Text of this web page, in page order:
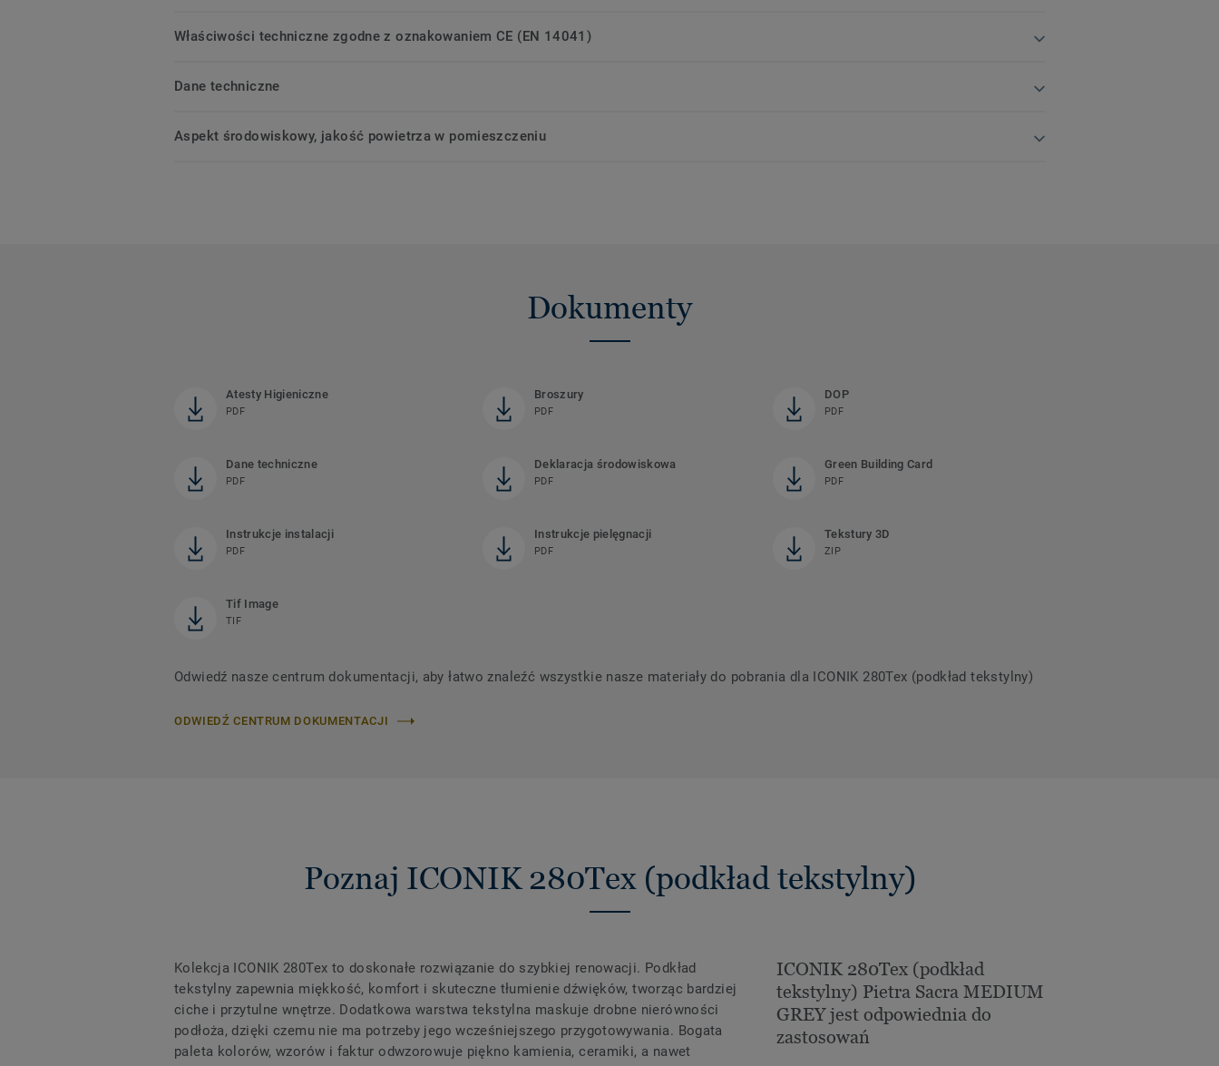
Właściwości techniczne zgodne z oznakowaniem CE (EN 14041)
Dane techniczne
Aspekt środowiskowy, jakość powietrza w pomieszczeniu
Dokumenty
Atesty Higieniczne
PDF
Broszury
PDF
DOP
PDF
Dane techniczne
PDF
Deklaracja środowiskowa
PDF
Green Building Card
PDF
Instrukcje instalacji
PDF
Instrukcje pielęgnacji
PDF
Tekstury 3D
ZIP
Tif Image
TIF
Odwiedź nasze centrum dokumentacji, aby łatwo znaleźć wszystkie nasze materiały do ​​pobrania dla ICONIK 280Tex (podkład tekstylny)
ODWIEDŹ CENTRUM DOKUMENTACJI
Poznaj ICONIK 280Tex (podkład tekstylny)
Kolekcja ICONIK 280Tex to doskonałe rozwiązanie do szybkiej renowacji. Podkład
tekstylny zapewnia miękkość, komfort i skuteczne tłumienie dźwięków, tworząc bardziej
ciche i przytulne wnętrze. Dodatkowa warstwa tekstylna maskuje drobne nierówności
podłoża, dzięki czemu nie ma potrzeby jego wcześniejszego przygotowywania. Bogata
paleta kolorów, wzorów i faktur odwzorowuje piękno kamienia, ceramiki, a nawet
ICONIK 280Tex (podkład
tekstylny) Pietra Sacra MEDIUM
GREY jest odpowiednia do
zastosowań